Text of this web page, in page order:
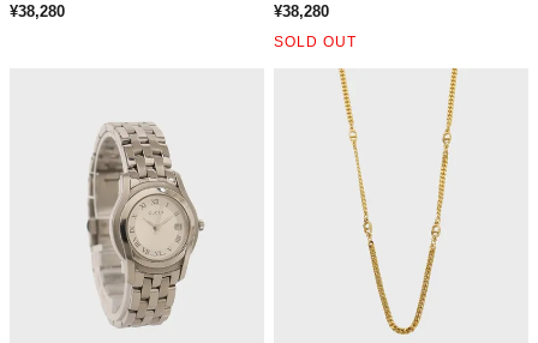
¥38,280 ¥38,280
SOLD OUT